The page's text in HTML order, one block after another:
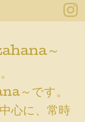
～
～です。
心に、常時